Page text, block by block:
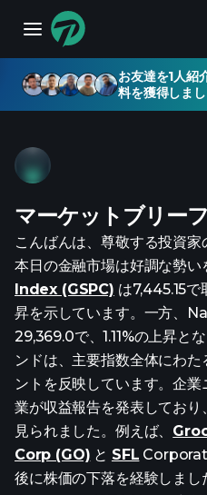
お友達を1人紹
料を獲得しまし
マーケットブリー
こんばんは、尊敬する投資家
本日の金融市場は好調な勢い
Index (GSPC) は7,445.15
昇を示しています。一方、
29,369.0で、1.11%の上昇と
ンドは、主要指数全体にわ
ントを反映しています。企
業が収益報告を発表してお
見られました。例えば、
Corp (GO) と SFL
後に株価の下落を経験しまし